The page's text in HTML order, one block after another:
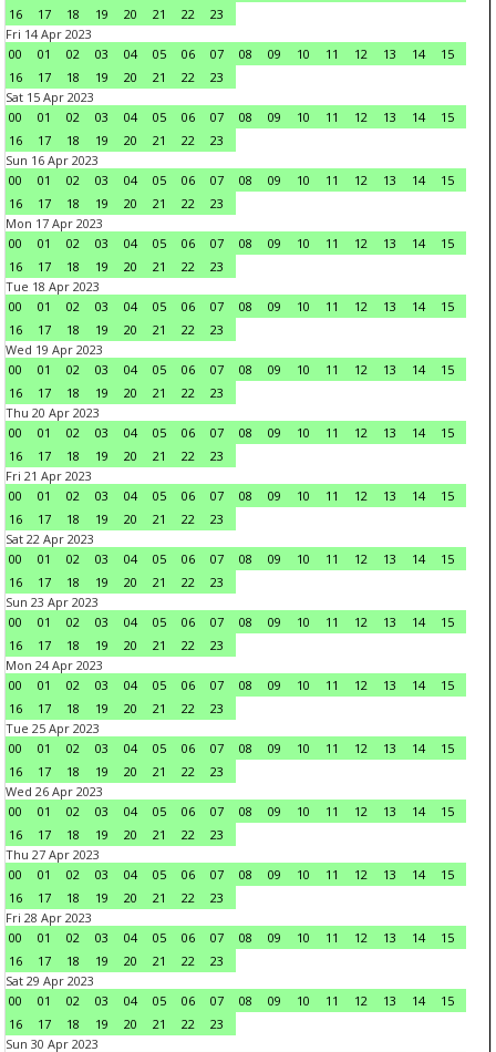
16
17 18 19 20 21 22
23
Fri 14 Apr 2023
00
01 02 03 04 05 06 07 08 09 10 11 12 13 14
15
16
17 18 19 20 21 22
23
Sat 15 Apr 2023
00
01 02 03 04 05 06 07 08 09 10 11 12 13 14
15
16
17 18 19 20 21 22
23
Sun 16 Apr 2023
00
01 02 03 04 05 06 07 08 09 10 11 12 13 14
15
16
17 18 19 20 21 22
23
Mon 17 Apr 2023
00
01 02 03 04 05 06 07 08 09 10 11 12 13 14
15
16
17 18 19 20 21 22
23
Tue 18 Apr 2023
00
01 02 03 04 05 06 07 08 09 10 11 12 13 14
15
16
17 18 19 20 21 22
23
Wed 19 Apr 2023
00
01 02 03 04 05 06 07 08 09 10 11 12 13 14
15
16
17 18 19 20 21 22
23
Thu 20 Apr 2023
00
01 02 03 04 05 06 07 08 09 10 11 12 13 14
15
16
17 18 19 20 21 22
23
Fri 21 Apr 2023
00
01 02 03 04 05 06 07 08 09 10 11 12 13 14
15
16
17 18 19 20 21 22
23
Sat 22 Apr 2023
00
01 02 03 04 05 06 07 08 09 10 11 12 13 14
15
16
17 18 19 20 21 22
23
Sun 23 Apr 2023
00
01 02 03 04 05 06 07 08 09 10 11 12 13 14
15
16
17 18 19 20 21 22
23
Mon 24 Apr 2023
00
01 02 03 04 05 06 07 08 09 10 11 12 13 14
15
16
17 18 19 20 21 22
23
Tue 25 Apr 2023
00
01 02 03 04 05 06 07 08 09 10 11 12 13 14
15
16
17 18 19 20 21 22
23
Wed 26 Apr 2023
00
01 02 03 04 05 06 07 08 09 10 11 12 13 14
15
16
17 18 19 20 21 22
23
Thu 27 Apr 2023
00
01 02 03 04 05 06 07 08 09 10 11 12 13 14
15
16
17 18 19 20 21 22
23
Fri 28 Apr 2023
00
01 02 03 04 05 06 07 08 09 10 11 12 13 14
15
16
17 18 19 20 21 22
23
Sat 29 Apr 2023
00
01 02 03 04 05 06 07 08 09 10 11 12 13 14
15
16
17 18 19 20 21 22
23
Sun 30 Apr 2023